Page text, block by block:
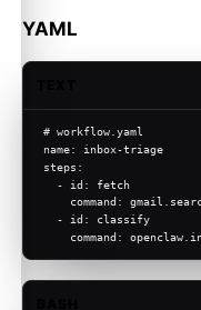
YAML
# workflow.yaml
name: inbox-triage
steps:
  - id: fetch
command:
  - id: classify
command: